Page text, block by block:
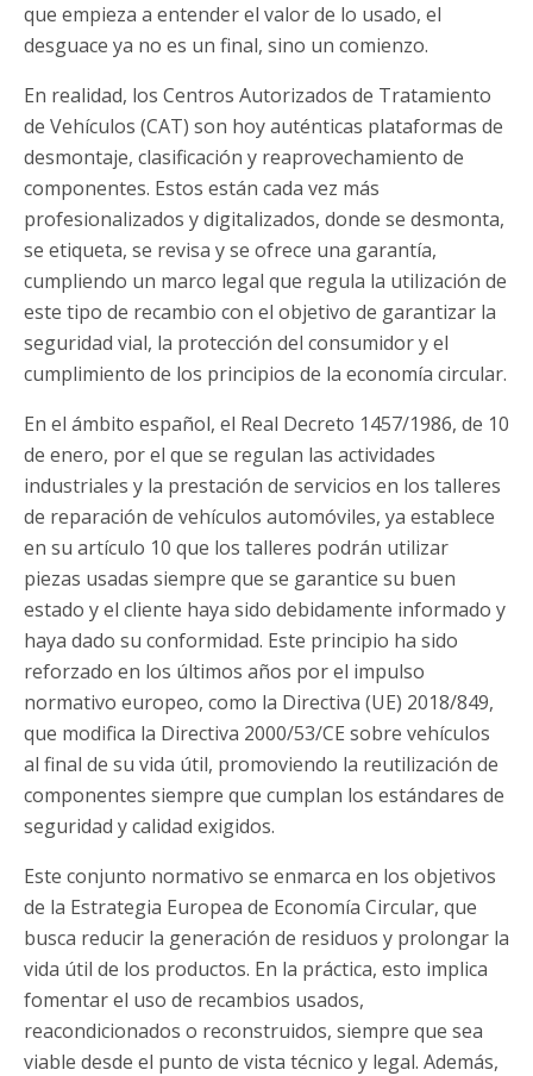
que empieza a entender el valor de lo usado, el
desguace ya no es un final, sino un comienzo.
En realidad, los Centros Autorizados de Tratamiento
de Vehículos (CAT) son hoy auténticas plataformas de
desmontaje, clasificación y reaprovechamiento de
componentes. Estos están cada vez más
profesionalizados y digitalizados, donde se desmonta,
se etiqueta, se revisa y se ofrece una garantía,
cumpliendo un marco legal que regula la utilización de
este tipo de recambio con el objetivo de garantizar la
seguridad vial, la protección del consumidor y el
cumplimiento de los principios de la economía circular.
En el ámbito español, el Real Decreto 1457/1986, de 10
de enero, por el que se regulan las actividades
industriales y la prestación de servicios en los talleres
de reparación de vehículos automóviles, ya establece
en su artículo 10 que los talleres podrán utilizar
piezas usadas siempre que se garantice su buen
estado y el cliente haya sido debidamente informado y
haya dado su conformidad. Este principio ha sido
reforzado en los últimos años por el impulso
normativo europeo, como la Directiva (UE) 2018/849,
que modifica la Directiva 2000/53/CE sobre vehículos
al final de su vida útil, promoviendo la reutilización de
componentes siempre que cumplan los estándares de
seguridad y calidad exigidos.
Este conjunto normativo se enmarca en los objetivos
de la Estrategia Europea de Economía Circular, que
busca reducir la generación de residuos y prolongar la
vida útil de los productos. En la práctica, esto implica
fomentar el uso de recambios usados,
reacondicionados o reconstruidos, siempre que sea
viable desde el punto de vista técnico y legal. Además,